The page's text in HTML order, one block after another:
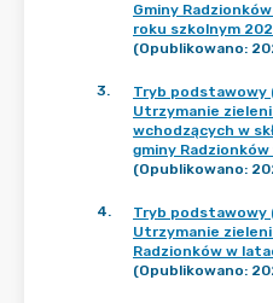
Gminy
roku szkolnym
(Opublikowano:
3.
Tryb podstawowy
Utrzymanie
wchodzących w
gminy
(Opublikowano:
4.
Tryb podstawowy
Utrzymanie
Radzionków w
(Opublikowano: